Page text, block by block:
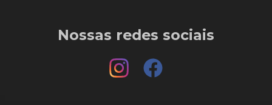
Nossas redes sociais